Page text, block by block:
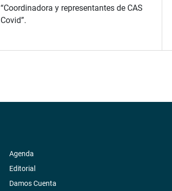
“Coordinadora y representantes de CAS
Covid”.
Agenda
Editorial
Damos Cuenta